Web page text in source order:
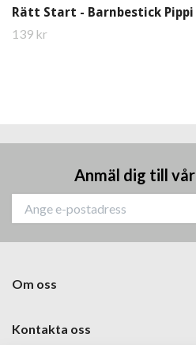
Rätt Start - Barnbestick
139 kr
Anmäl dig till
Om oss
Kontakta oss